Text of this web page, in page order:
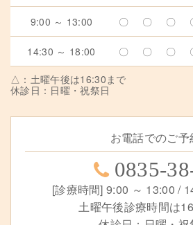
9:00 ～ 13:00 〇 〇 〇
14:30 ～ 18:00 〇 〇 〇
△：土曜午後は16:30まで
休診日：日曜・祝祭日
お電話でのご予
0835-
[診療時間] 9:00 ～ 13:00 /
土曜午後診療時間は